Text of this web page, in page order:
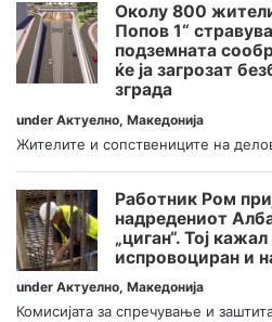
Околу 800
Попов 1“
подземната
ќе ја загрозат
зграда
under Актуелно, Македонија
Жителите и сопствениците на
Работник Ром
надредениот
„циган“. Тој
испровоциран и
under Актуелно, Македонија
Комисијата за спречување и